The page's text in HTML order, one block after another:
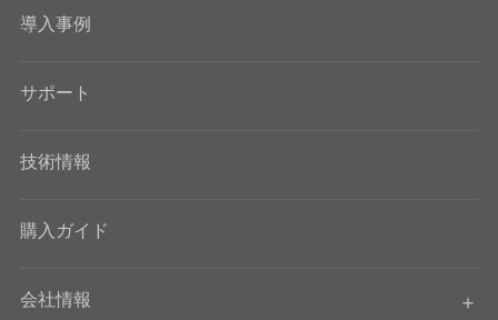
導入事例
サポート
技術情報
購入ガイド
会社情報